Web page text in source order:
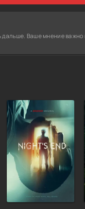
дальше. Ваше мнение важно